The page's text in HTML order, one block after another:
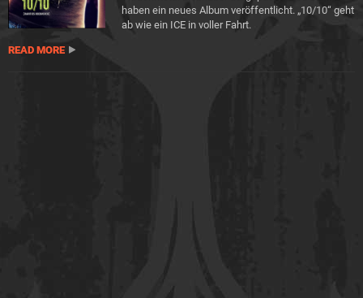
haben ein neues Album veröffentlicht. „10/10“ geht
ab wie ein ICE in voller Fahrt.
READ MORE